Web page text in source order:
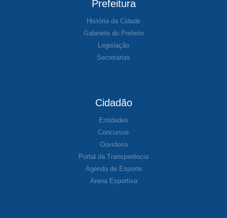
Prefeitura
História da Cidade
Gabinete do Prefeito
Legislação
Secretarias
Cidadão
Entidades
Concursos
Ouvidoria
Portal da Transparência
Agenda de Esporte
Arena Esportiva